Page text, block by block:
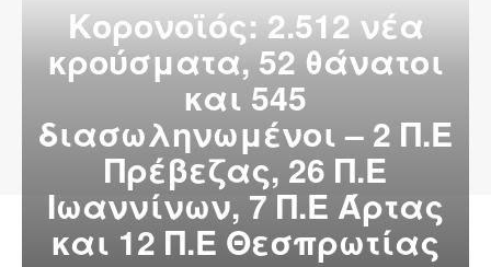
Κορονοϊός: 2.512 νέα
κρούσματα, 52 θάνατοι
και 545
διασωληνωμένοι – 2 Π.Ε
Πρέβεζας, 26 Π.Ε
Ιωαννίνων, 7 Π.Ε Άρτας
και 12 Π.Ε Θεσπρωτίας